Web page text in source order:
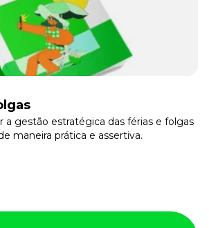
a rotina
acervo
da organização
a gestão estratégica das férias e folgas
maneira prática e assertiva.